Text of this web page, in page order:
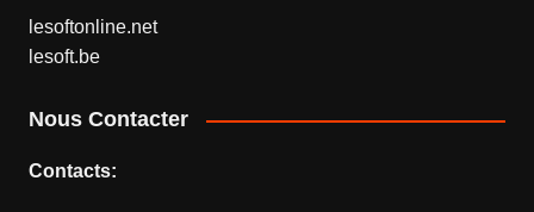
lesoftonline.net
lesoft.be
Nous Contacter
Contacts: